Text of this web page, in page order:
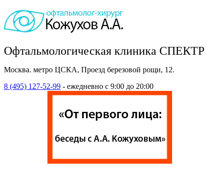
Офтальмологическая клиника СПЕКТР
Москва. метро ЦСКА, Проезд березовой рощи, 12.
8 (495) 127-52-99 - ежедневно с 9:00 до 20:00